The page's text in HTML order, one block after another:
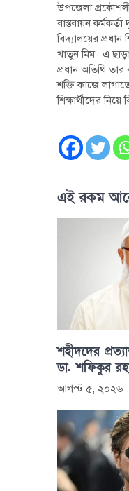
উপজেলা প্রকৌশলী
বাস্তবায়ন
বিদ্যালয়ের
খাতুন মিম। এ ছাড়া
প্রধান অতিথি
শক্তি কাজে
শিক্ষার্থীদের
এই রকম
শহীদদের
ডা. শফিকুর
আগস্ট ৫, ২০২৬